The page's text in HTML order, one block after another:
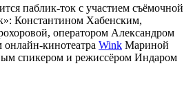
паблик-ток с участием съёмочной
Константином Хабенским,
оператором Александром
кинотеатра Wink Мариной
спикером и режиссёром Индаром